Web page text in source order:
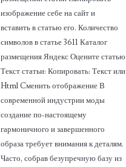
изображение себе на сайт и
вставить в статью его. Количество
символов в статье 3611 Каталог
размещения Яндекс Оцените статью
Текст статьи: Копировать: Текст или
Html Cменить отображение В
современной индустрии моды
создание по-настоящему
гармоничного и завершенного
образа требует внимания к деталям.
Часто, собрав безупречную базу из